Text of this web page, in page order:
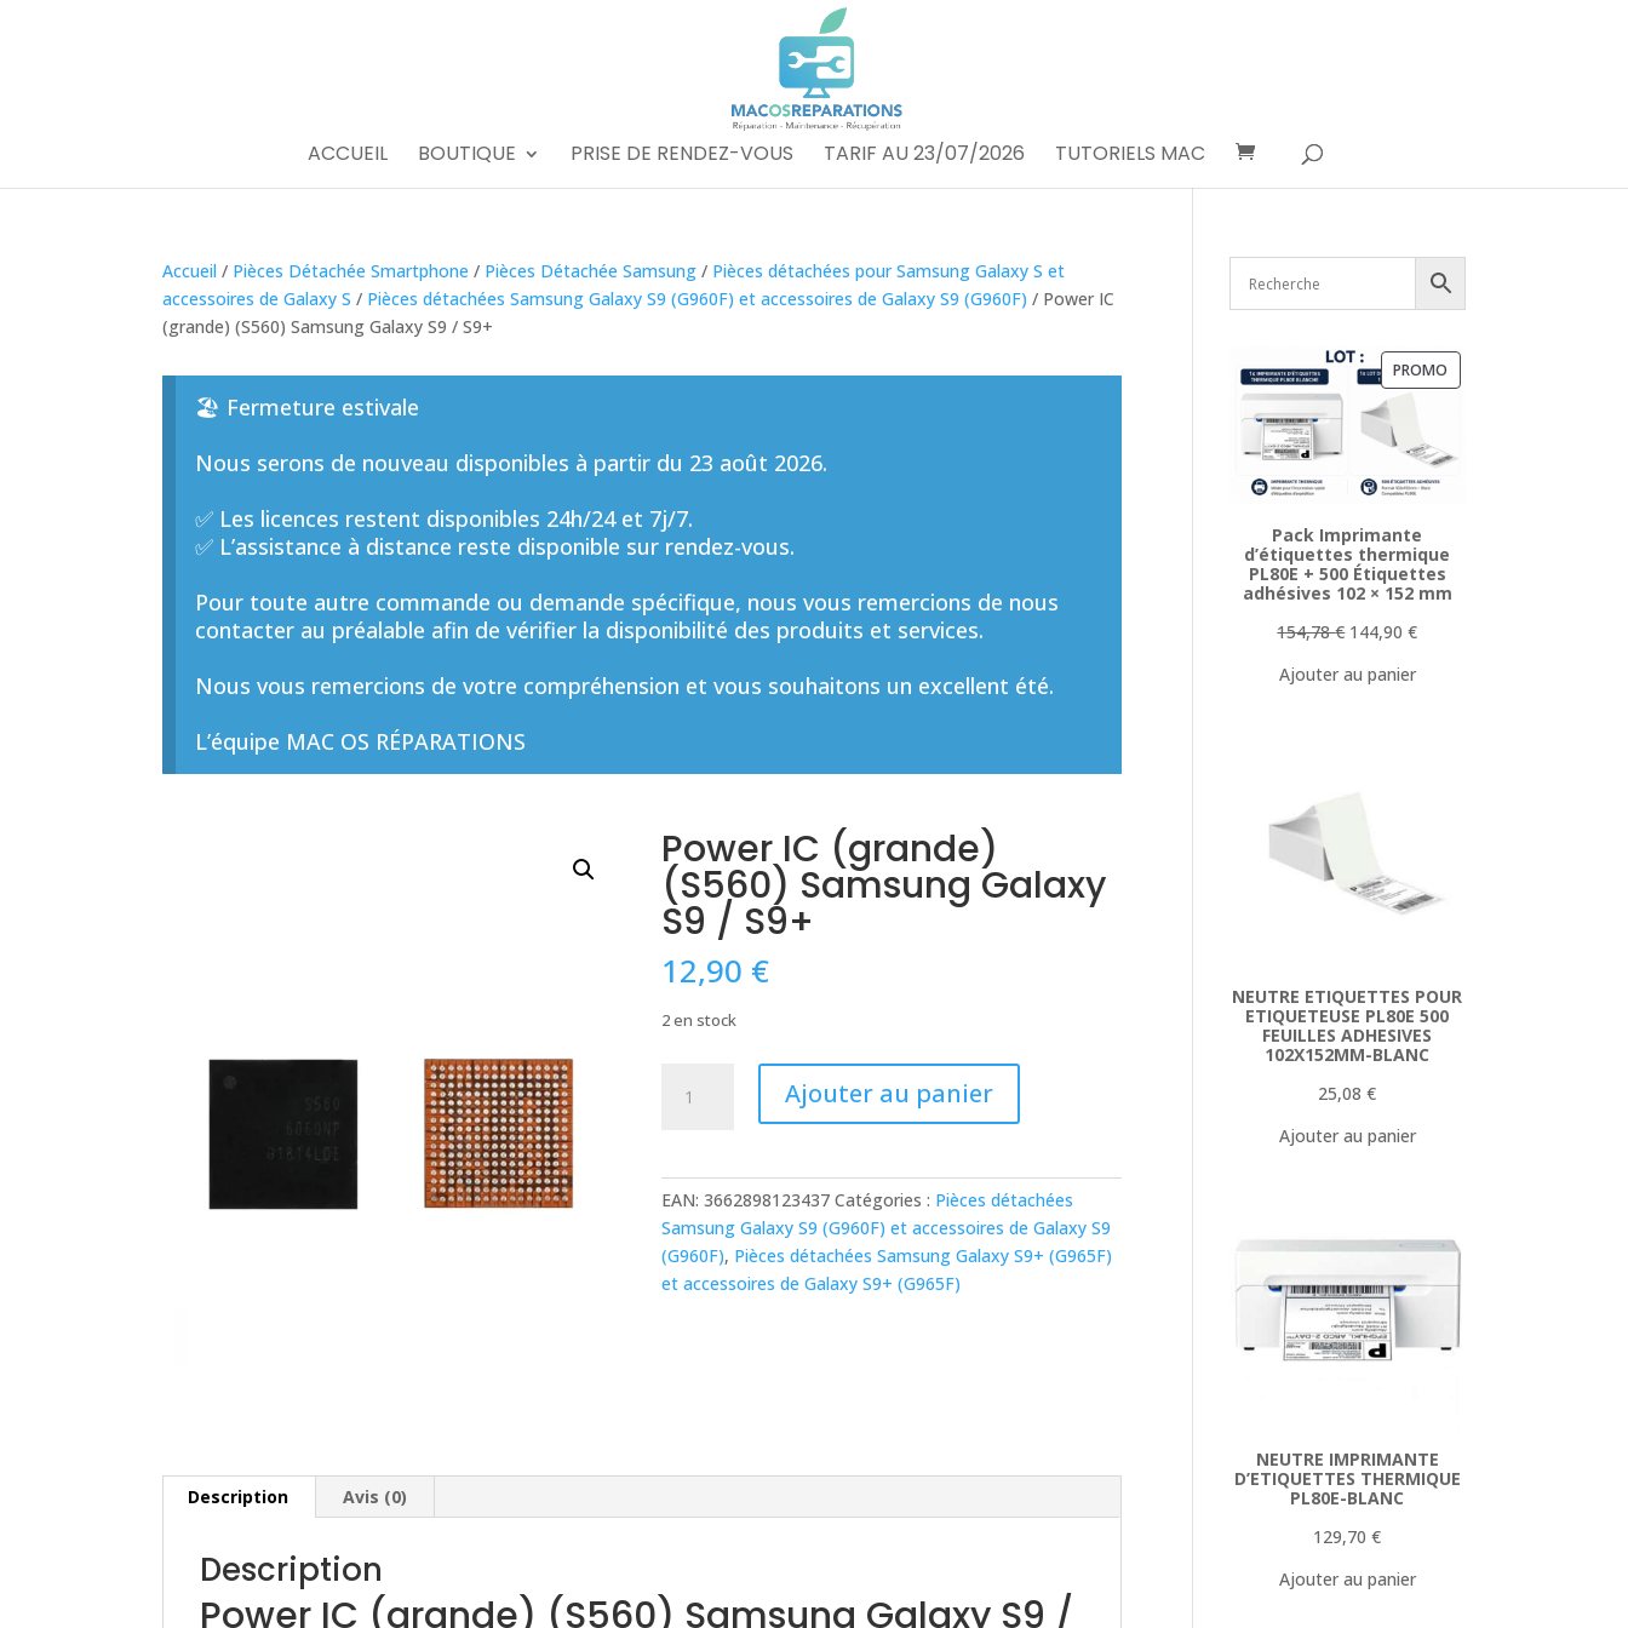
ACCUEIL BOUTIQUE PRISE DE RENDEZ-VOUS TARIF AU 23/07/2026 TUTORIELS MAC
Accueil / Pièces Détachée Smartphone / Pièces Détachée Samsung / Pièces détachées pour Samsung Galaxy S et
accessoires de Galaxy S / Pièces détachées Samsung Galaxy S9 (G960F) et accessoires de Galaxy S9 (G960F) / Power IC
(grande) (S560) Samsung Galaxy S9 / S9+
🏖️ Fermeture estivale
Nous serons de nouveau disponibles à partir du 23 août 2026.
✅ Les licences restent disponibles 24h/24 et 7j/7.
✅ L’assistance à distance reste disponible sur rendez-vous.
Pour toute autre commande ou demande spécifique, nous vous remercions de nous
contacter au préalable afin de vérifier la disponibilité des produits et services.
Nous vous remercions de votre compréhension et vous souhaitons un excellent été.
L’équipe MAC OS RÉPARATIONS
Power IC (grande)
(S560) Samsung Galaxy
S9 / S9+
12,90 €
2 en stock
Samsung
Galaxy
Ajouter au panier
EAN:3662898123437 Catégories : Pièces détachées
Samsung Galaxy S9 (G960F) et accessoires de Galaxy S9
(G960F), Pièces détachées Samsung Galaxy S9+ (G965F)
et accessoires de Galaxy S9+ (G965F)
Description Avis (0)
Description
Power IC (grande) (S560) Samsung Galaxy S9 /
PROMO
Pack Imprimante
d’étiquettes thermique
PL80E + 500 Étiquettes
adhésives 102 × 152 mm
154,78€ Le
initial
144,90€Le
Ajouter au panier
NEUTRE ETIQUETTES POUR
ETIQUETEUSE PL80E 500
FEUILLES ADHESIVES
102X152MM-BLANC
25,08€
Ajouter au panier
NEUTRE IMPRIMANTE
D’ETIQUETTES THERMIQUE
PL80E-BLANC
129,70€
Ajouter au panier